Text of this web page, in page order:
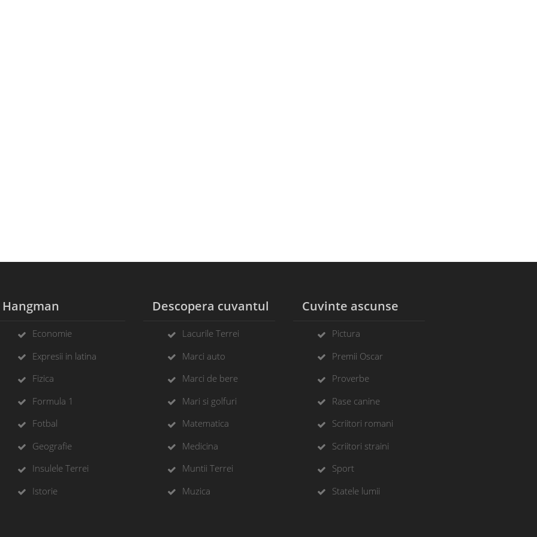
Hangman
Economie
Expresii in latina
Fizica
Formula 1
Fotbal
Geografie
Insulele Terrei
Istorie
Descopera cuvantul
Lacurile Terrei
Marci auto
Marci de bere
Mari si golfuri
Matematica
Medicina
Muntii Terrei
Muzica
Cuvinte ascunse
Pictura
Premii Oscar
Proverbe
Rase canine
Scriitori romani
Scriitori straini
Sport
Statele lumii